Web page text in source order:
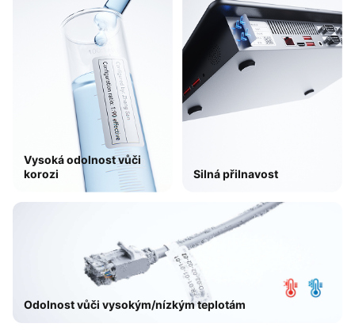
Vysoká odolnost vůči
korozi​
Silná přilnavost
Odolnost vůči vysokým/nízkým teplotám​